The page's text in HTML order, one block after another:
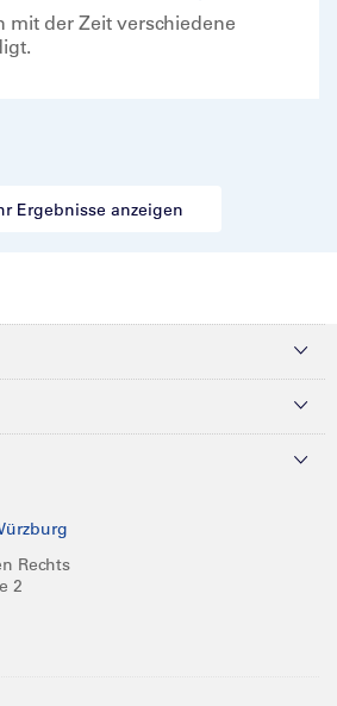
mit der Zeit verschiedene
Ergebnisse anzeigen
Rechts
2